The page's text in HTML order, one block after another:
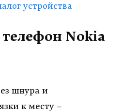
устройства
Nokia
шнура и
к месту –